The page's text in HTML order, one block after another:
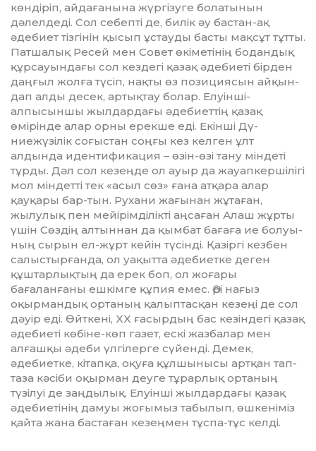
көндіріп, айдағанына жүр­гізуге бола­ты­нын
дәлелдеді. Сол себепті де, билік әу бас­тан-ақ
әдебиет тізгінін қысып ұстауды бас­ты мақсұт тұтты.
Патшалық Ре­сей мен Со­вет өкіметінің бодан­дық
құрсауындағы сол кездегі қазақ әдебиеті бірден
даңғыл жол­­ға түсіп, нақты өз позициясын ай­­қын­
дап алды десек, артықтау болар. Елуінші-
алпысыншы жыл­дардағы әдебиеттің қазақ
өмірінде алар орны ерекше еді. Екінші Дү­
ниежүзілік соғыстан соңғы кез кел­ген ұлт
алдында идентификация – өзін-өзі тану мін­деті
тұрды. Дәл сол кезеңде ол ауыр да жауап­кершілігі
мол міндетті тек «асыл сөз» ғана атқара алар
қауқары бар-тын. Рухани жағынан жұтаған,
жылулық пен мейірім­ділікті аңса­ған Алаш жұрты
үшін Сөздің алтыннан да қымбат бағаға ие болуы­
ның сырын ел-жұрт кейін тү­сінді. Қазіргі кезбен
салыс­тыр­ғанда, ол уақытта әдебиетке деген
құштарлықтың да ерек боп, ол жо­ғары
бағаланғаны ешкімге құ­пия емес. Әрі нағыз
оқырмандық ортаның қалыптасқан кезеңі де сол
дәуір еді. Өйткені, XX ғасыр­дың бас кезіндегі қазақ
әдебиеті көбіне-көп газет, ескі жазбалар мен
алғашқы әдеби үлгілерге сү­йен­ді. Демек,
әдебиетке, кітапқа, оқуға құлшынысы артқан тап-
таза кәсіби оқыр­ман деуге тұрар­лық ортаның
түзілуі де заң­дылық. Елуін­ші жылдардағы қазақ
әде­бие­тінің дамуы жоғымыз табылып, өшкеніміз
қайта жана баста­ған кезеңмен тұспа-тұс кел­ді.